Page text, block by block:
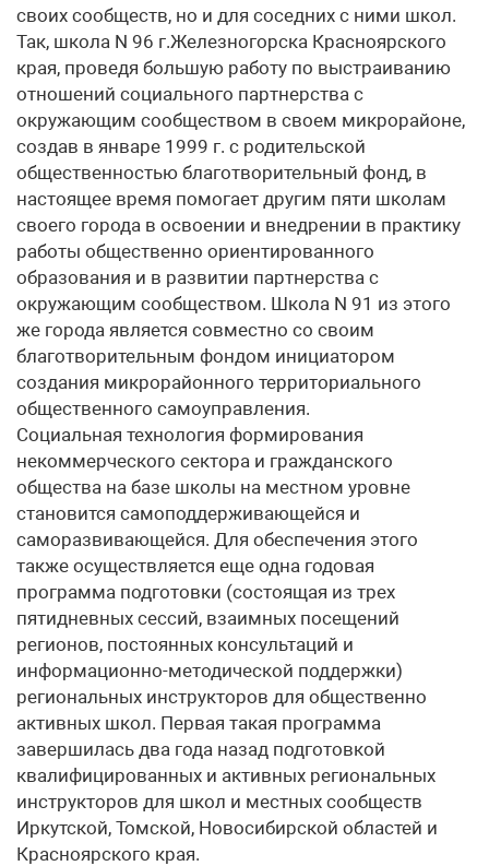
своих сообществ, но и для соседних с ними школ.
Так, школа N 96 г.Железногорска Красноярского
края, проведя большую работу по выстраиванию
отношений социального партнерства с
окружающим сообществом в своем микрорайоне,
создав в январе 1999 г. с родительской
общественностью благотворительный фонд, в
настоящее время помогает другим пяти школам
своего города в освоении и внедрении в практику
работы общественно ориентированного
образования и в развитии партнерства с
окружающим сообществом. Школа N 91 из этого
же города является совместно со своим
благотворительным фондом инициатором
создания микрорайонного территориального
общественного самоуправления.
Социальная технология формирования
некоммерческого сектора и гражданского
общества на базе школы на местном уровне
становится самоподдерживающейся и
саморазвивающейся. Для обеспечения этого
также осуществляется еще одна годовая
программа подготовки (состоящая из трех
пятидневных сессий, взаимных посещений
регионов, постоянных консультаций и
информационно-методической поддержки)
региональных инструкторов для общественно
активных школ. Первая такая программа
завершилась два года назад подготовкой
квалифицированных и активных региональных
инструкторов для школ и местных сообществ
Иркутской, Томской, Новосибирской областей и
Красноярского края.